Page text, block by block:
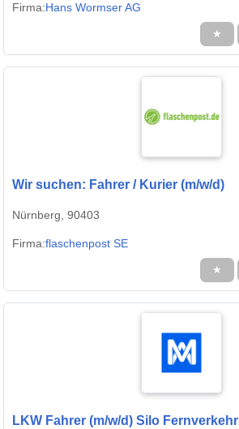
Firma:Hans Wormser AG
★
Wir suchen: Fahrer / Kurier (m/w/d)
Nürnberg, 90403
Firma:flaschenpost SE
★
LKW Fahrer (m/w/d) Silo Fernverkehr